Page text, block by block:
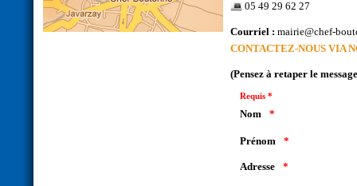
05 49 29 62 27
Courriel : mairie@chef-
CONTACTEZ-NOUS VIA
(Pensez à retaper le
Requis *
Nom
Prénom
Adresse